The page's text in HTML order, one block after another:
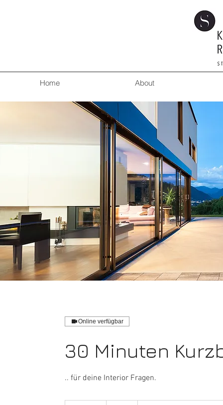
Home About
Online verfügbar
30 Minuten
.. für deine Interior Fragen.